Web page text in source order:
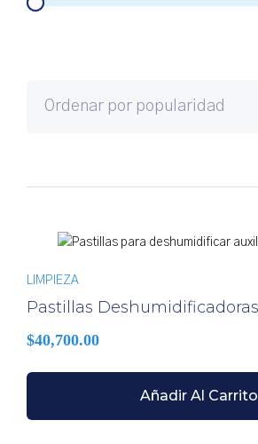
LIMPIEZA
$40,700.00
Añadir Al Carrito